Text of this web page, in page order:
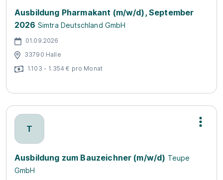
Ausbildung Pharmakant (m/w/d), September
2026 Simtra Deutschland GmbH
01.09.2026
33790 Halle
1.103 - 1.354 € pro Monat
T
Ausbildung zum Bauzeichner (m/w/d) Teupe
GmbH